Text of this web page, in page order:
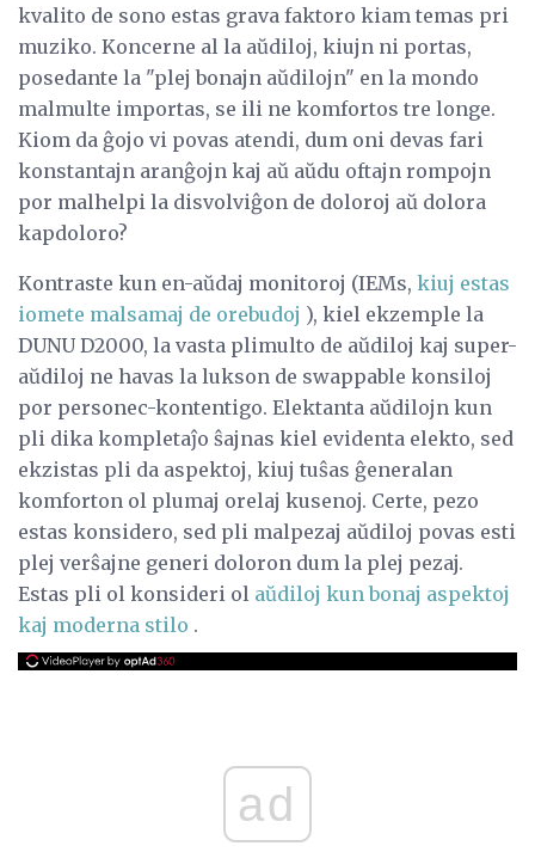
kvalito de sono estas grava faktoro kiam temas pri
muziko. Koncerne al la aŭdiloj, kiujn ni portas,
posedante la "plej bonajn aŭdilojn" en la mondo
malmulte importas, se ili ne komfortos tre longe.
Kiom da ĝojo vi povas atendi, dum oni devas fari
konstantajn aranĝojn kaj aŭ aŭdu oftajn rompojn
por malhelpi la disvolviĝon de doloroj aŭ dolora
kapdoloro?
Kontraste kun en-aŭdaj monitoroj (IEMs, kiuj estas
iomete malsamaj de orebudoj ), kiel ekzemple la
DUNU D2000, la vasta plimulto de aŭdiloj kaj super-
aŭdiloj ne havas la lukson de swappable konsiloj
por personec-kontentigo. Elektanta aŭdilojn kun
pli dika kompletaĵo ŝajnas kiel evidenta elekto, sed
ekzistas pli da aspektoj, kiuj tuŝas ĝeneralan
komforton ol plumaj orelaj kusenoj. Certe, pezo
estas konsidero, sed pli malpezaj aŭdiloj povas esti
plej verŝajne generi doloron dum la plej pezaj.
Estas pli ol konsideri ol aŭdiloj kun bonaj aspektoj
kaj moderna stilo .
ad